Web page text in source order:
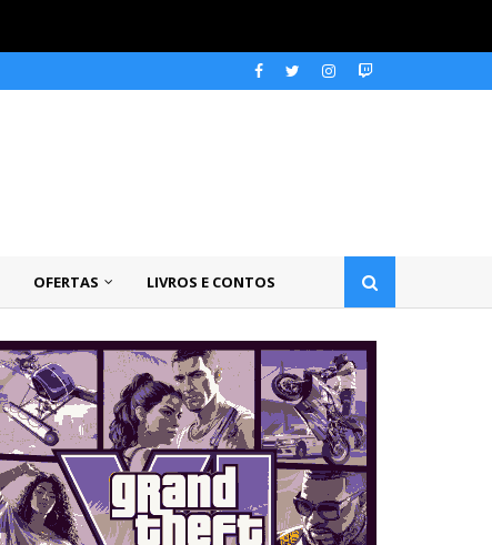
OFERTAS LIVROS E CONTOS